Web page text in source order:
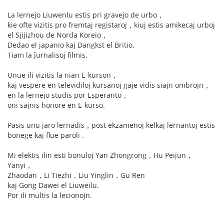
La lernejo Liuwenlu estis pri gravejo de urbo，
kie ofte vizitis pro fremtaj registaroj，kiuj estis amikecaj urboj
el Sjijizhou de Norda Koreio，
Dedao el japanio kaj Dangkst el Britio.
Tiam la ĵurnalisoj filmis.
Unue ili vizitis la nian E-kurson，
kaj vespere en televidiloj kursanoj gaje vidis siajn ombrojn，
en la lernejo studis por Esperanto，
oni sajnis honore en E-kurso.
Pasis unu jaro lernadis，post ekzamenoj kelkaj lernantoj estis
bonege kaj flue paroli .
Mi elektis ilin esti bonuloj Yan Zhongrong，Hu Peijun，
Yanyi，
Zhaodan，Li Tiezhi，Liu Yinglin，Gu Ren
kaj Gong Dawei el Liuweilu.
Por ili multis la lecionojn.